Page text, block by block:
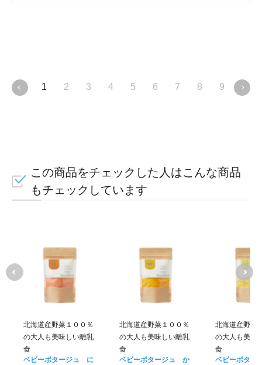
高
赤ちゃんの毎日の食事
けます
1 2 3 4 5 6 7 8 9 10
この商品をチェックした人はこんな商品
もチェックしています
北海道産野菜１００％
の大人も美味しい離乳
食
ベビーポタージュ に
北海道産野菜１００％
の大人も美味しい離乳
食
ベビーポタージュ か
北海道産野菜
の大人も美味
食
ベビーポタ